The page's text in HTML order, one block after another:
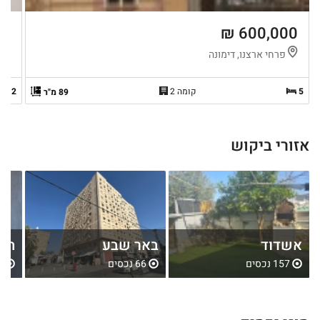
600,000 ₪
פרחי ארצנו, דימונה
5 קומה 2 89 מ"ר 2
אזורי ביקוש
אשדוד
157 נכסים
באר שבע
66 נכסים